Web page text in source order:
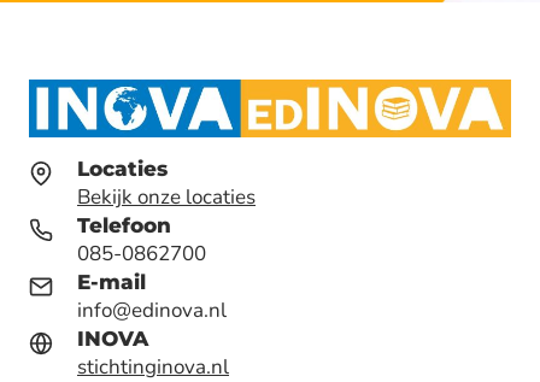
Locaties
Bekijk onze locaties
Telefoon
085-0862700
E-mail
info@edinova.nl
INOVA
stichtinginova.nl